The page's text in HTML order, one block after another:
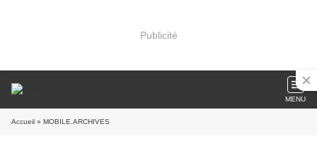
Publicité
MENU
Accueil » MOBILE.ARCHIVES